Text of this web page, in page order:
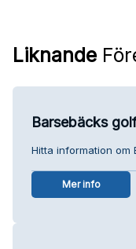
Liknande
Barsebäcks
Hitta information om
Mer info